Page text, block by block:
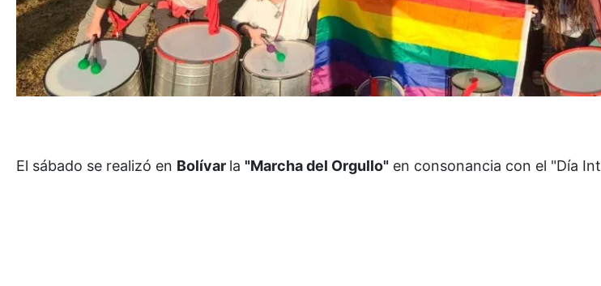
El sábado se realizó en Bolívar la "Marcha del Orgullo" en consonancia con el "Día